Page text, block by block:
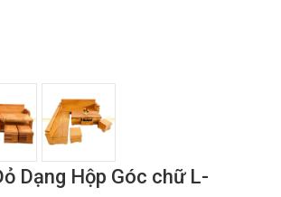
Dạng Hộp Góc chữ L-